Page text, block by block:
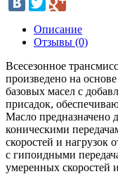
Описание
Отзывы (0)
Всесезонное
произведено на
базовых масел с
присадок,
Масло предназначено
коническими
скоростей и нагрузок
с гипоидными
умеренных скоростей